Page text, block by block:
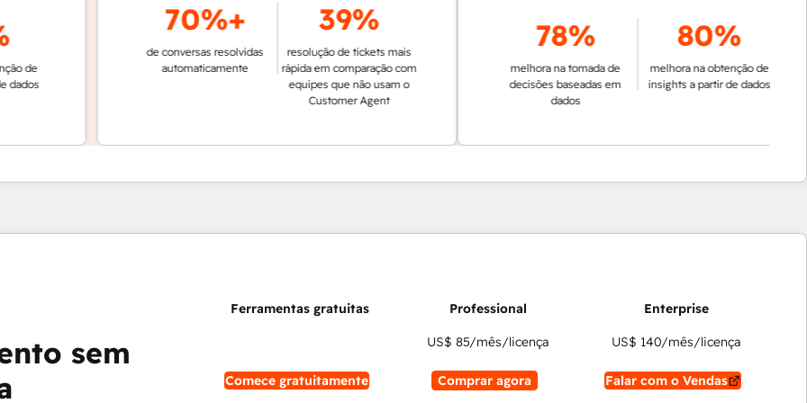
70%+
de conversas resolvidas
automaticamente
39%
resolução de tickets mais
rápida em comparação com
equipes que não usam o
Customer Agent
78%
melhora na tomada de
decisões baseadas em
80%
melhora na obtenção de
insights a partir de dados
sem
Comece gratuitamente
US$ 85/mês/licença
Comprar agora
US$ 140/mês/licença
Falar com o Vendas